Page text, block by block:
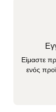
Είμαστε
ενός